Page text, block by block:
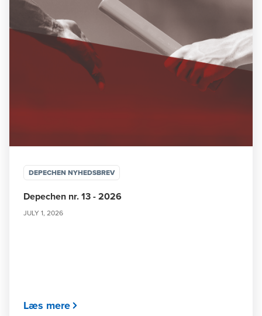
DEPECHEN NYHEDSBREV
Depechen nr. 13 - 2026
JULY 1, 2026
Læs mere